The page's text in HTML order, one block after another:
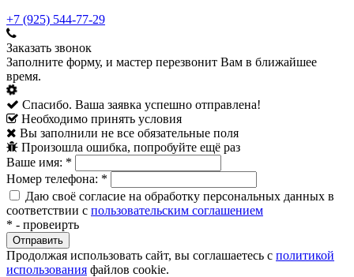
+7 (925) 544-77-29
Заказать звонок
Заполните форму, и мастер перезвонит Вам в ближайшее
время.
Спасибо. Ваша заявка успешно отправлена!
Необходимо принять условия
Вы заполнили не все обязательные поля
Произошла ошибка, попробуйте ещё раз
Ваше имя: *
Номер телефона: *
Даю своё согласие на обработку персональных данных в
соответствии с пользовательским соглашением
* - провеирть
Продолжая использовать сайт, вы соглашаетесь с политикой
использования файлов cookie.